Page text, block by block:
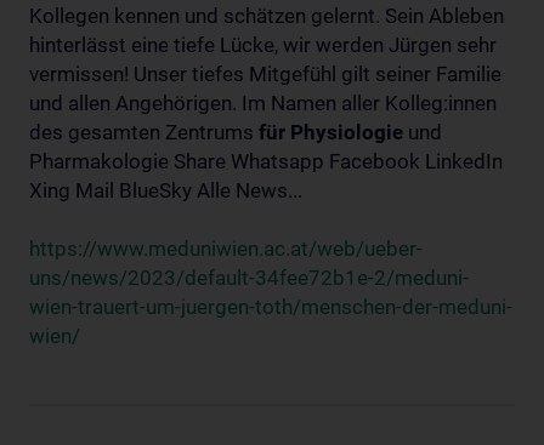
Kollegen kennen und schätzen gelernt. Sein Ableben
hinterlässt eine tiefe Lücke, wir werden Jürgen sehr
vermissen! Unser tiefes Mitgefühl gilt seiner Familie
und allen Angehörigen. Im Namen aller Kolleg:innen
des gesamten Zentrums für Physiologie und
Pharmakologie Share Whatsapp Facebook LinkedIn
Xing Mail BlueSky Alle News...
https://www.meduniwien.ac.at/web/ueber-
uns/news/2023/default-34fee72b1e-2/meduni-
wien-trauert-um-juergen-toth/menschen-der-meduni-
wien/